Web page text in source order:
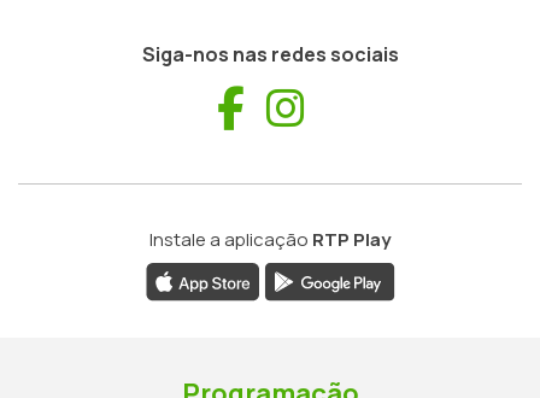
Siga-nos nas redes sociais
Facebook
Instale a aplicação RTP Play